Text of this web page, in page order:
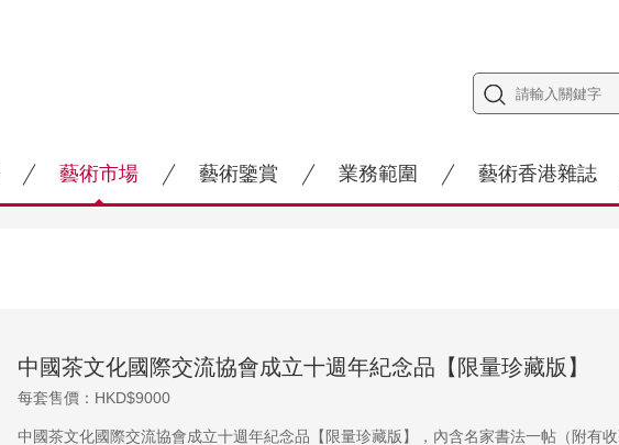
藝術市場 藝術鑒賞 業務範圍 藝術香港雜誌
中國茶文化國際交流協會成立十週年紀念品【限量珍藏版】
每套售價：HKD$9000
中國茶文化國際交流協會成立十週年紀念品【限量珍藏版】，內含名家書法一帖（附有